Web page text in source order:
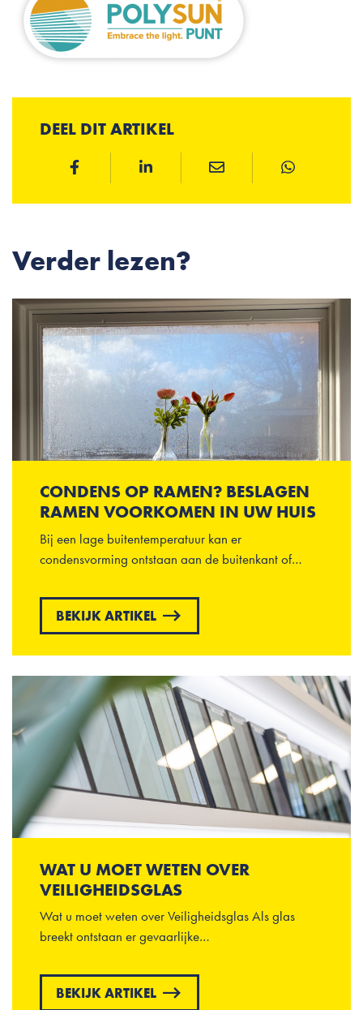
DEEL DIT ARTIKEL
Verder lezen?
CONDENS OP RAMEN? BESLAGEN
RAMEN VOORKOMEN IN UW HUIS
Bij een lage buitentemperatuur kan er
condensvorming ontstaan aan de buitenkant of…
BEKIJK ARTIKEL
WAT U MOET WETEN OVER
VEILIGHEIDSGLAS
Wat u moet weten over Veiligheidsglas Als glas
breekt ontstaan er gevaarlijke…
BEKIJK ARTIKEL